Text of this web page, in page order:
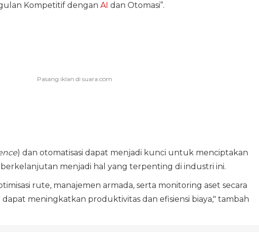
Kompetitif dengan AI dan Otomasi”.
) dan otomatisasi dapat menjadi kunci untuk menciptakan
menjadi hal yang terpenting di industri ini.
rute, manajemen armada, serta monitoring aset secara
meningkatkan produktivitas dan efisiensi biaya," tambah